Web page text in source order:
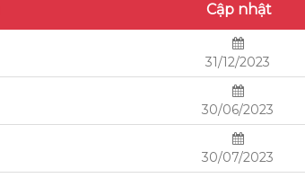
Cập nhật
31/12/2023
30/06/2023
30/07/2023